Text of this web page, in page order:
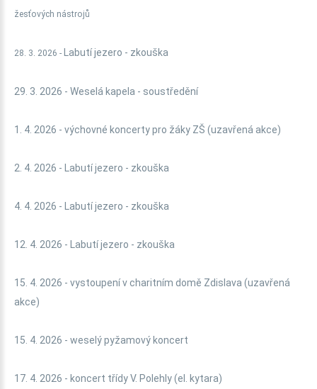
žesťových nástrojů
28. 3. 2026 - Labutí jezero - zkouška
29. 3. 2026 - Weselá kapela - soustředění
1. 4. 2026 - výchovné koncerty pro žáky ZŠ (uzavřená akce)
2. 4. 2026 - Labutí jezero - zkouška
4. 4. 2026 - Labutí jezero - zkouška
12. 4. 2026 - Labutí jezero - zkouška
15. 4. 2026 - vystoupení v charitním domě Zdislava (uzavřená
akce)
15. 4. 2026 - weselý pyžamový koncert
17. 4. 2026 - koncert třídy V. Polehly (el. kytara)